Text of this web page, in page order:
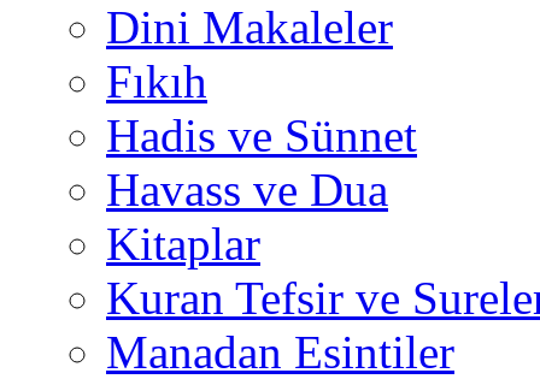
Dini Makaleler
Fıkıh
Hadis ve Sünnet
Havass ve Dua
Kitaplar
Kuran Tefsir ve
Manadan Esintiler